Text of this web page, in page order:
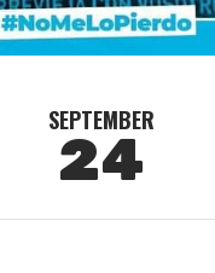
SEPTEMBER
24